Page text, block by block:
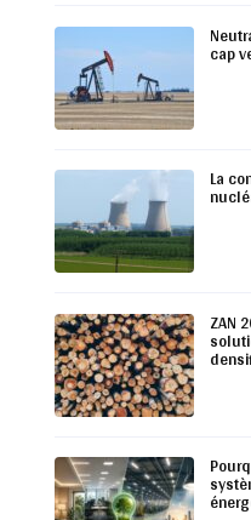
cap
La
ZAN